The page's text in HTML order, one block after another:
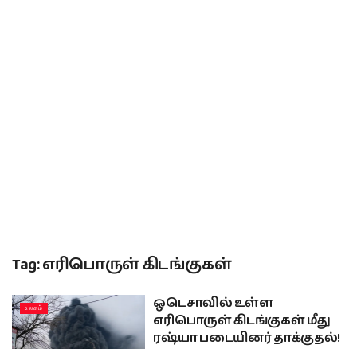
Tag:எரிபொருள் கிடங்குகள்
உலகம்
ஒடெசாவில் உள்ள
எரிபொருள் கிடங்குகள் மீது
ரஷ்யா படையினர் தாக்குதல்!